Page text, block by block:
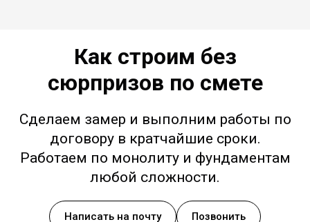
Как строим без
сюрпризов по смете
Сделаем замер и выполним работы по
договору в кратчайшие сроки.
Работаем по монолиту и фундаментам
любой сложности.
Написать на почту Позвонить